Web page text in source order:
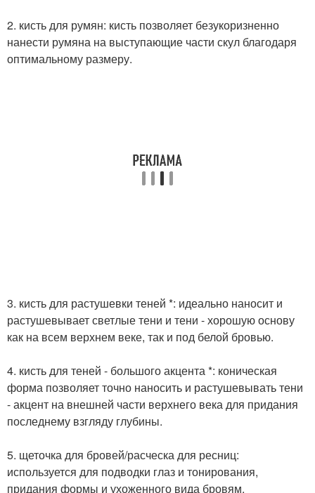
2. кисть для румян: кисть позволяет безукоризненно
нанести румяна на выступающие части скул благодаря
оптимальному размеру.
3. кисть для растушевки теней *: идеально наносит и
растушевывает светлые тени и тени - хорошую основу
как на всем верхнем веке, так и под белой бровью.
4. кисть для теней - большого акцента *: коническая
форма позволяет точно наносить и растушевывать тени
- акцент на внешней части верхнего века для придания
последнему взгляду глубины.
5. щеточка для бровей/расческа для ресниц:
используется для подводки глаз и тонирования,
придания формы и ухоженного вида бровям.